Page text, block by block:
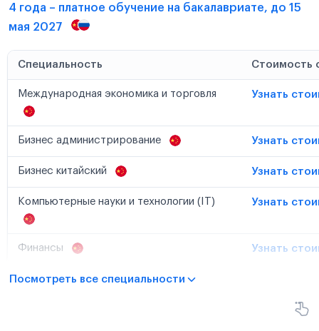
4 года – платное обучение на бакалавриате, до 15
мая 2027
Специальность Стоимость
Международная экономика и торговля Узнать
Бизнес администрирование Узнать
Бизнес китайский Узнать
Компьютерные науки и технологии (IT) Узнать
Финансы Узнать
Посмотреть все специальности